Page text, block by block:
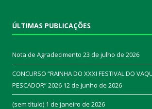
ÚLTIMAS PUBLICAÇÕES
Nota de Agradecimento 23 de julho de 2026
CONCURSO “RAINHA DO XXXI FESTIVAL DO
PESCADOR” 2026 12 de junho de 2026
(sem título) 1 de janeiro de 2026